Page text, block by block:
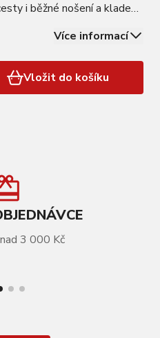
i běžné nošení a klade
pohybu. Lehký a příjemný
Více informací
Vložit do košíku
3 000 Kč